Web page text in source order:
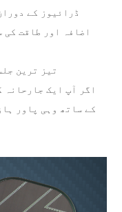
ڈرائیوز کے
اضافہ اور طاقت کی
تیز ترین
اگر آپ ایک جارحانہ
کے ساتھ وہی پاور